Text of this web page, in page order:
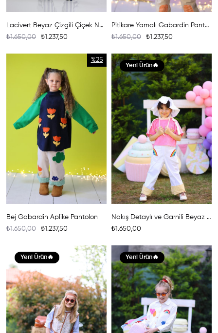
Lacivert Beyaz Çizgili Çiçek Nakışlı Pantolon
₺1.237,50
₺1.650,00
Pitikare Yamalı Gabardin Pantolon
₺1.237,50
₺1.650,00
Bej Gabardin Aplike Pantolon
₺1.237,50
₺1.650,00
%25
Nakış Detaylı ve Garnili Beyaz Pantolon
₺1.650,00
Yeni Ürün
Yeni Ürün Yeni Ürün